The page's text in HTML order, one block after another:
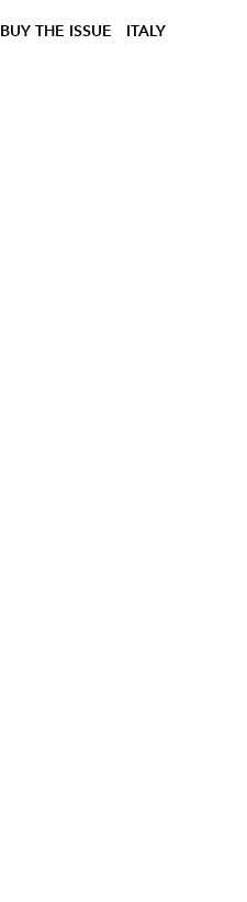
BUY THE ISSUE ITALY